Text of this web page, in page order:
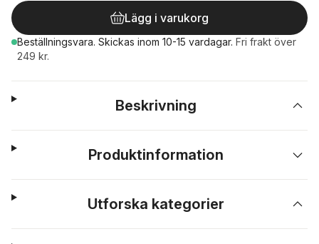
Lägg i varukorg
Beställningsvara. Skickas inom 10-15 vardagar. Fri frakt över
249 kr.
Beskrivning
Produktinformation
Utforska kategorier